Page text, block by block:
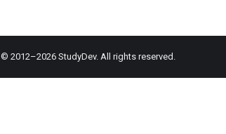
© 2012–2026 StudyDev. All rights reserved.